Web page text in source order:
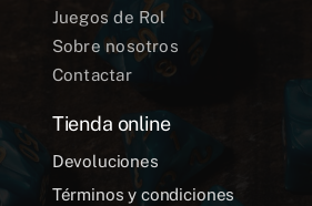
Juegos de Rol
Sobre nosotros
Contactar
Tienda online
Devoluciones
Términos y condiciones